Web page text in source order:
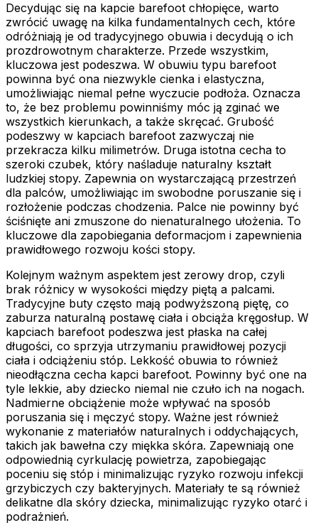
Decydując się na kapcie barefoot chłopięce, warto
zwrócić uwagę na kilka fundamentalnych cech, które
odróżniają je od tradycyjnego obuwia i decydują o ich
prozdrowotnym charakterze. Przede wszystkim,
kluczowa jest podeszwa. W obuwiu typu barefoot
powinna być ona niezwykle cienka i elastyczna,
umożliwiając niemal pełne wyczucie podłoża. Oznacza
to, że bez problemu powinniśmy móc ją zginać we
wszystkich kierunkach, a także skręcać. Grubość
podeszwy w kapciach barefoot zazwyczaj nie
przekracza kilku milimetrów. Druga istotna cecha to
szeroki czubek, który naśladuje naturalny kształt
ludzkiej stopy. Zapewnia on wystarczającą przestrzeń
dla palców, umożliwiając im swobodne poruszanie się i
rozłożenie podczas chodzenia. Palce nie powinny być
ściśnięte ani zmuszone do nienaturalnego ułożenia. To
kluczowe dla zapobiegania deformacjom i zapewnienia
prawidłowego rozwoju kości stopy.
Kolejnym ważnym aspektem jest zerowy drop, czyli
brak różnicy w wysokości między piętą a palcami.
Tradycyjne buty często mają podwyższoną piętę, co
zaburza naturalną postawę ciała i obciąża kręgosłup. W
kapciach barefoot podeszwa jest płaska na całej
długości, co sprzyja utrzymaniu prawidłowej pozycji
ciała i odciążeniu stóp. Lekkość obuwia to również
nieodłączna cecha kapci barefoot. Powinny być one na
tyle lekkie, aby dziecko niemal nie czuło ich na nogach.
Nadmierne obciążenie może wpływać na sposób
poruszania się i męczyć stopy. Ważne jest również
wykonanie z materiałów naturalnych i oddychających,
takich jak bawełna czy miękka skóra. Zapewniają one
odpowiednią cyrkulację powietrza, zapobiegając
poceniu się stóp i minimalizując ryzyko rozwoju infekcji
grzybiczych czy bakteryjnych. Materiały te są również
delikatne dla skóry dziecka, minimalizując ryzyko otarć i
podrażnień.